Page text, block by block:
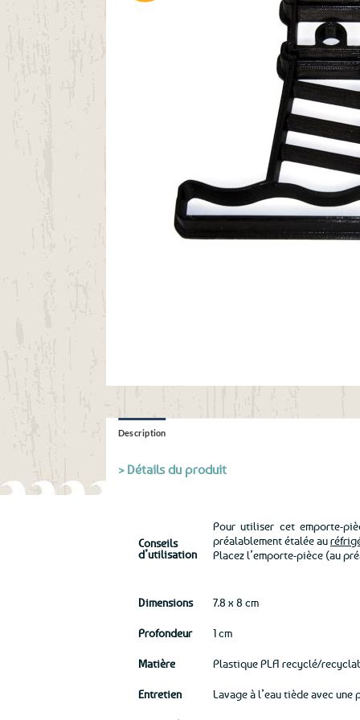
Description
> Détails du produit
Conseils
d’utilisation
Pour utiliser cet emporte-
préalablement étalée au
Placez l’emporte-pièce (au
Dimensions 7.8 x 8 cm
Profondeur 1 cm
Matière Plastique PLA recyclé/
Entretien Lavage à l’eau tiède avec